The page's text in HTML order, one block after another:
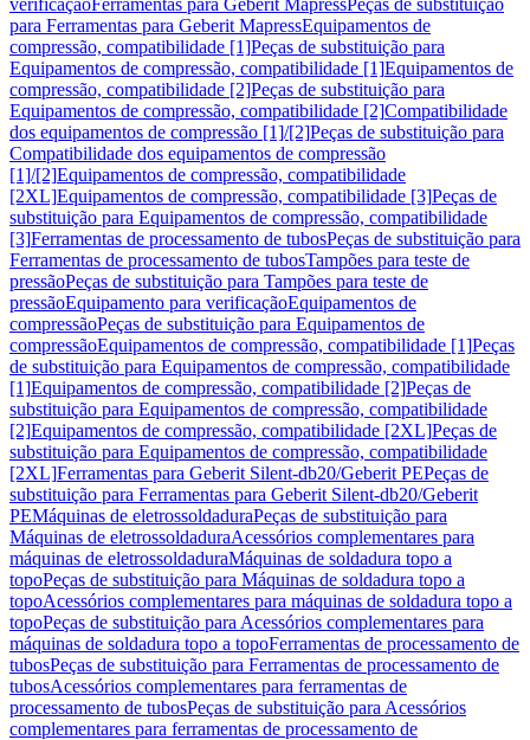
verificaçãoFerramentas para Geberit MapressPeças de substituição
para Ferramentas para Geberit MapressEquipamentos de
compressão, compatibilidade [1]Peças de substituição para
Equipamentos de compressão, compatibilidade [1]Equipamentos de
compressão, compatibilidade [2]Peças de substituição para
Equipamentos de compressão, compatibilidade [2]Compatibilidade
dos equipamentos de compressão [1]/[2]Peças de substituição para
Compatibilidade dos equipamentos de compressão
[1]/[2]Equipamentos de compressão, compatibilidade
[2XL]Equipamentos de compressão, compatibilidade [3]Peças de
substituição para Equipamentos de compressão, compatibilidade
[3]Ferramentas de processamento de tubosPeças de substituição para
Ferramentas de processamento de tubosTampões para teste de
pressãoPeças de substituição para Tampões para teste de
pressãoEquipamento para verificaçãoEquipamentos de
compressãoPeças de substituição para Equipamentos de
compressãoEquipamentos de compressão, compatibilidade [1]Peças
de substituição para Equipamentos de compressão, compatibilidade
[1]Equipamentos de compressão, compatibilidade [2]Peças de
substituição para Equipamentos de compressão, compatibilidade
[2]Equipamentos de compressão, compatibilidade [2XL]Peças de
substituição para Equipamentos de compressão, compatibilidade
[2XL]Ferramentas para Geberit Silent-db20/Geberit PEPeças de
substituição para Ferramentas para Geberit Silent-db20/Geberit
PEMáquinas de eletrossoldaduraPeças de substituição para
Máquinas de eletrossoldaduraAcessórios complementares para
máquinas de eletrossoldaduraMáquinas de soldadura topo a
topoPeças de substituição para Máquinas de soldadura topo a
topoAcessórios complementares para máquinas de soldadura topo a
topoPeças de substituição para Acessórios complementares para
máquinas de soldadura topo a topoFerramentas de processamento de
tubosPeças de substituição para Ferramentas de processamento de
tubosAcessórios complementares para ferramentas de
processamento de tubosPeças de substituição para Acessórios
complementares para ferramentas de processamento de